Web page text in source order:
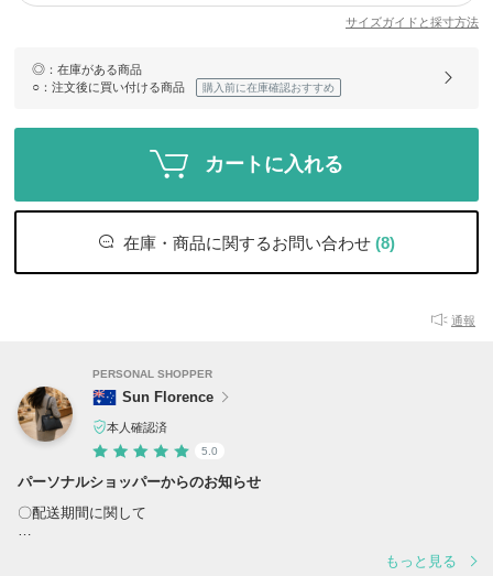
サイズガイドと採寸方法
◎ ：在庫がある商品
○ ：注文後に買い付ける商品 購入前に在庫確認おすすめ
カートに入れる
在庫・商品に関するお問い合わせ (8)
通報
PERSONAL SHOPPER
Sun Florence
本人確認済
5.0
パーソナルショッパーからのお知らせ
〇配送期間に関して
もっと見る